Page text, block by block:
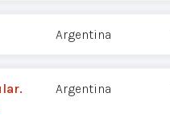
Argentina
Argentina